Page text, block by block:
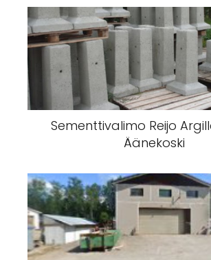
Sementtivalimo Reijo
Äänekoski